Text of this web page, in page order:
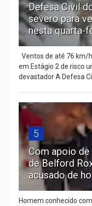
Defesa Civil
severo para
nesta quarta-
Ventos de até 76 km/
em Estágio 2 de risco
devastador A Defesa
5
Com apoio
de Belford
acusado de
Homem conhecido